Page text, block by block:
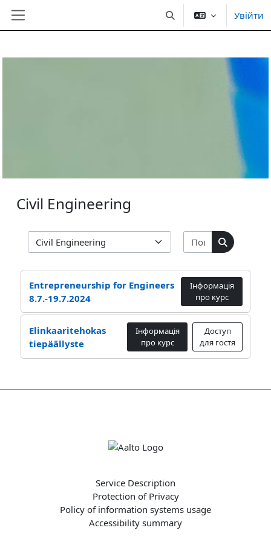
Перейти до головного вмісту
Бокова панель Переключити Увійти
Civil Engineering
Категорії курсів
Пошук курсів
Пошук
Entrepreneurship for Engineers
8.7.-19.7.2024
Інформація
про курс
Elinkaaritehokas
tiepäällyste
Інформація
про курс
Доступ
для гостя
Service Description
Protection of Privacy
Policy of information systems usage
Accessibility summary